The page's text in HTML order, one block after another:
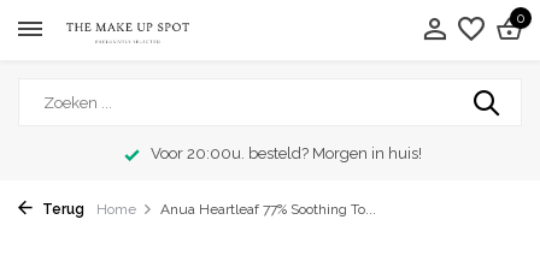
0
Voor 20:00u. besteld? Morgen in huis!
Terug Home Anua Heartleaf 77% Soothing To...